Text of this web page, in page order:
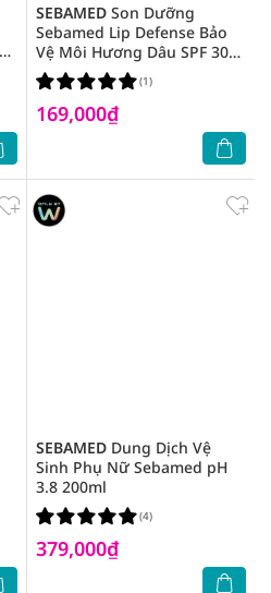
SEBAMED Son Dưỡng
Sebamed Lip Defense Bảo
Vệ Môi Hương Dâu SPF 30
4.8g
169,000₫
(1)
SEBAMED Dung Dịch Vệ
Sinh Phụ Nữ Sebamed pH
3.8 200ml
379,000₫
(4)